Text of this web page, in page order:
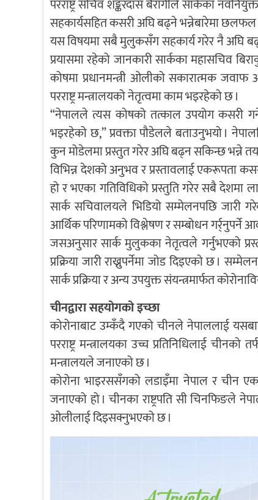
परराष्ट्र सचिव शङ्करदास बैरागीले सार्कका
सहकार्यसहित कसरी अघि बढ्ने भन्नेबारेमा छलफल
यस विषयमा सबै मुलुकसँग सहकार्य गरेर नै अघि
प्रयासमा रहेको जानकारी सार्कका महासचिव
कोषमा प्रधानमन्त्री ओलीको सकारात्मक
परराष्ट्र मन्त्रालयको नेतृत्वमा काम भइरहेको छ ।
“नेपालले त्यस कोषको तत्काल उपयोग कसरी
भइरहेको छ,” प्रवक्ता पौडेलले बताउनुभयो ।
कुन मोडेलमा प्रस्तुत गरेर अघि बढ्न सकिन्छ भन्ने
विभिन्न देशको अनुभव र प्रस्तावलाई एकरूपता
हो र भएका गतिविधिको प्रस्तुति गरेर सबै देशमा
सार्क सचिवालयले भिडियो सम्मेलनपछि जारी
आर्थिक परिणामको विश्लेषण र सम्बोधन गर्र्नुपर्ने
जसअनुसार सार्क मुलुकका नेतृत्वले गर्नुभएको
प्रक्रिया जारी राख्नुपर्नेमा जोड दिइएको छ ।
सार्क प्रक्रिया र अन्य उपयुक्त संयन्त्रमार्फत
चीनद्वारा सहयोगको इच्छा
कोरोनाबाट उम्कँदै गएको चीनले नेपाललाई
परराष्ट्र मन्त्रालयका उच्च प्रतिनिधिलाई
मन्त्रालयले जनाएको छ ।
कोरोना भाइरससँगको लडाइँमा नेपाल र चीन
जनाएको हो । चीनका राष्ट्रपति सी चिनफिङले
ओलीलाई दिइसक्नुभएको छ ।